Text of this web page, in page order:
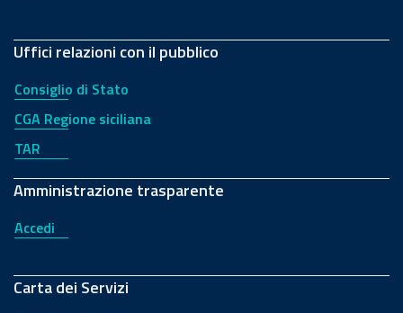
Uffici relazioni con il pubblico
Consiglio di Stato
CGA Regione siciliana
TAR
Amministrazione trasparente
Accedi
Carta dei Servizi